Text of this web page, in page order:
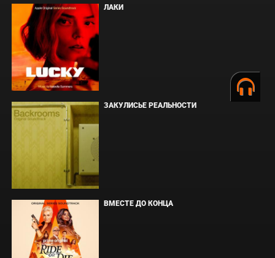
ЛАКИ
ЗАКУЛИСЬЕ РЕАЛЬНОСТИ
ВМЕСТЕ ДО КОНЦА